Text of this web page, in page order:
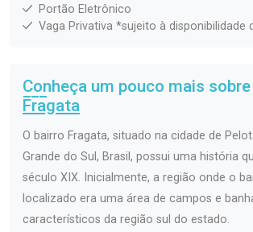
Portão Eletrônico
Vaga Privativa *sujeito à disponibilidade
Conheça um pouco mais
Fragata
O bairro Fragata, situado na cidade de
Grande do Sul, Brasil, possui uma história
século XIX. Inicialmente, a região onde o
localizado era uma área de campos e
característicos da região sul do estado.